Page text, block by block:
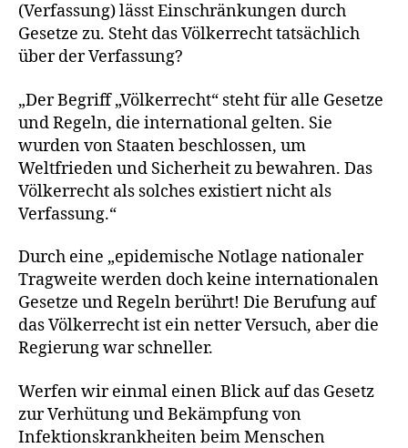
(Verfassung) lässt Einschränkungen durch
Gesetze zu. Steht das Völkerrecht tatsächlich
über der Verfassung?
„Der Begriff „Völkerrecht“ steht für alle Gesetze
und Regeln, die international gelten. Sie
wurden von Staaten beschlossen, um
Weltfrieden und Sicherheit zu bewahren. Das
Völkerrecht als solches existiert nicht als
Verfassung.“
Durch eine „epidemische Notlage nationaler
Tragweite werden doch keine internationalen
Gesetze und Regeln berührt! Die Berufung auf
das Völkerrecht ist ein netter Versuch, aber die
Regierung war schneller.
Werfen wir einmal einen Blick auf das Gesetz
zur Verhütung und Bekämpfung von
Infektionskrankheiten beim Menschen